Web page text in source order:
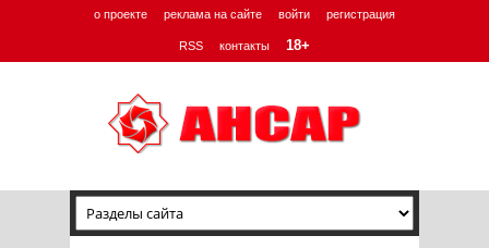
о проекте реклама на сайте войти регистрация
RSS контакты 18+